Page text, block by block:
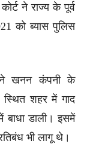
ने राज्य के पूर्व
को ब्यास पुलिस
ने खनन कंपनी के
स्थित शहर में गाद
बाधा डाली। इसमें
भी लागू थे।